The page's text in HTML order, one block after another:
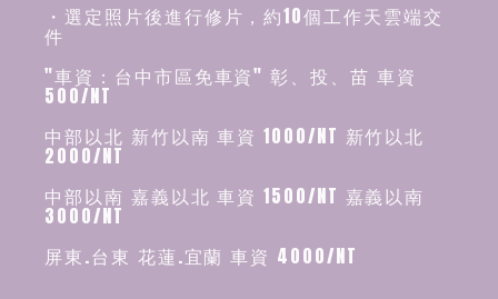
・選定照片後進行修片，約10個工作天雲端交
件
"車資：台中市區免車資" 彰、投、苗 車資
500/NT
中部以北 新竹以南 車資 1000/NT 新竹以北
2000/NT
中部以南 嘉義以北 車資 1500/NT 嘉義以南
3000/NT
屏東.台東 花蓮.宜蘭 車資 4000/NT